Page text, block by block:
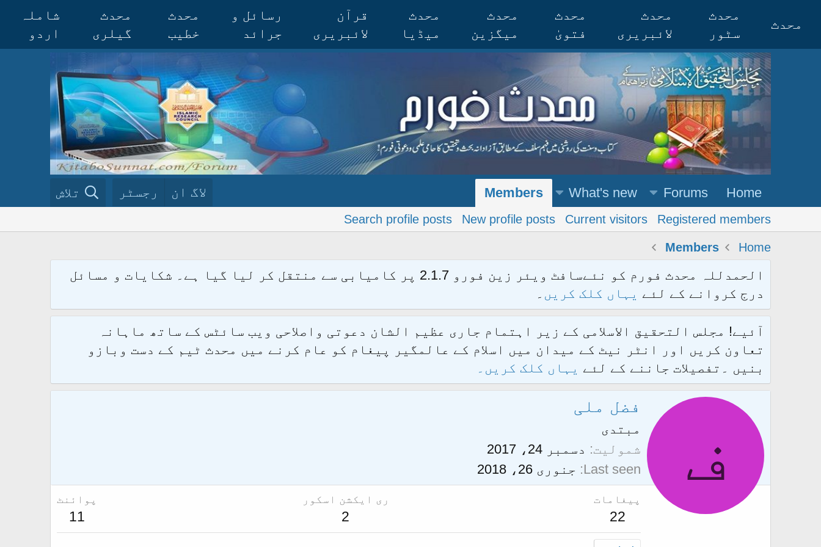
محدث
محدث
سٹور
محدث
لائبریری
محدث
فتویٰ
محدث
میگزین
محدث
میڈیا
قرآن
لائبریری
رسائل و
جرائد
محدث
خطیب
محدث
گیلری
شاملہ
اردو
Home
Forums
What's new
Members لاگ ان رجسٹر تلاش
Registered members
Current visitors
New profile posts
Search profile posts
Home
Members
الحمدللہ محدث فورم کو نئےسافٹ ویئر زین فورو 2.1.7 پر کامیابی سے منتقل کر لیا گیا ہے۔ شکایات و مسائل
درج کروانے کے لئے یہاں کلک کریں ۔
آئیے! مجلس التحقیق الاسلامی کے زیر اہتمام جاری عظیم الشان دعوتی واصلاحی ویب سائٹس کے ساتھ ماہانہ
تعاون کریں اور انٹر نیٹ کے میدان میں اسلام کے عالمگیر پیغام کو عام کرنے میں محدث ٹیم کے دست وبازو
بنیں ۔تفصیلات جاننے کے لئے یہاں کلک کریں۔
ف
فضل ملی
مبتدی
شمولیت
دسمبر 24، 2017
Last seen جنوری 26، 2018
پیغامات
22
ری ایکشن اسکور
2
پوائنٹ
11